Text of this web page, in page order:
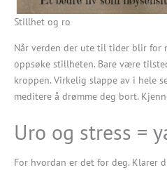
Stillhet og ro
Når verden der ute til tider blir for
oppsøke stillheten. Bare være
kroppen. Virkelig slappe av i hele
meditere å drømme deg bort.
Uro og stress =
For hvordan er det for deg. Klarer